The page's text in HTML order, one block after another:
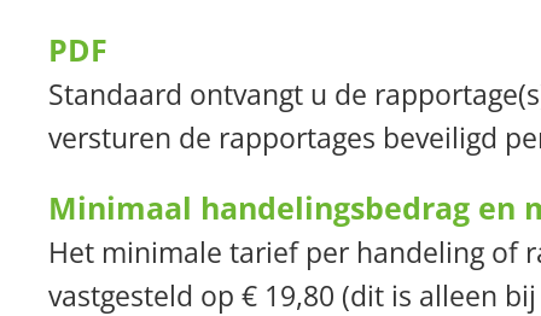
PDF
Standaard ontvangt u de
versturen de rapportages beveiligd
Minimaal handelingsbedrag en
Het minimale tarief per handeling of
vastgesteld op € 19,80 (dit is alleen